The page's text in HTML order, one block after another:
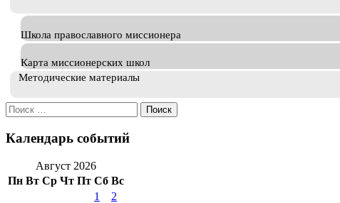
Школа православного миссионера
Карта миссионерских школ
Методические материалы
Искать:
Календарь событий
Август 2026
Пн Вт Ср Чт Пт Сб Вс
1
2